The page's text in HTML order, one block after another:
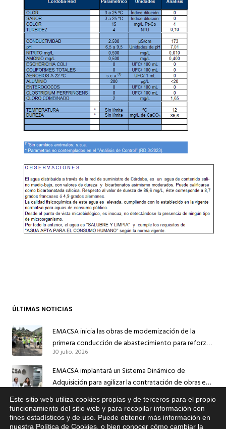
ÚLTIMAS NOTICIAS
EMACSA inicia las obras de modernización de la
primera conducción de abastecimiento para reforzar
el suministro de agua de Córdoba
30 julio, 2026
EMACSA implantará un Sistema Dinámico de
Adquisición para agilizar la contratación de obras en
sus redes e instalaciones
EMACSA inicia hoy las obras de una nueva arteria de
abastecimiento y una red de agua no potable en
Este sitio web utiliza cookies propias y de terceros para el propio
funcionamiento del sitio web y para recopilar información con
fines estadísticos y de uso. Puede obtener más información en
nuestra Política de Cookies , o bien conocer cómo cambiar la
Si tiene cualquier duda sobre
EMACSA, haga click abajo.